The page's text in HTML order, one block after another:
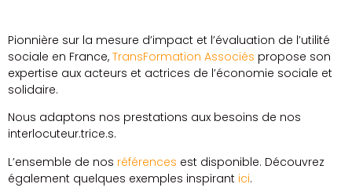
Pionnière sur la mesure d’impact et l’évaluation de l’utilité
sociale en France, TransFormation Associés propose son
expertise aux acteurs et actrices de l’économie sociale et
solidaire.
Nous adaptons nos prestations aux besoins de nos
interlocuteur.trice.s.
L’ensemble de nos références est disponible. Découvrez
également quelques exemples inspirant ici.